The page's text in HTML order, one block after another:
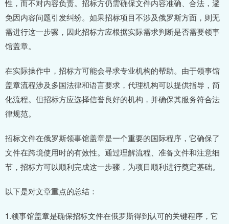
性，而不对内容负责。招标方仍需确保文件内容准确、合法，避
免因内容问题引发纠纷。如果招标项目不涉及俄罗斯方面，则无
需进行这一步骤，因此招标方应根据实际需求判断是否需要领事
馆盖章。
在实际操作中，招标方可能会寻求专业机构的帮助。由于领事馆
盖章流程涉及多国法律和语言要求，代理机构可以提供指导，简
化流程。但招标方应选择信誉良好的机构，并确保其服务符合法
律规范。
招标文件在俄罗斯领事馆盖章是一个重要的国际程序，它确保了
文件在跨境使用时的有效性。通过理解流程、准备文件和注意细
节，招标方可以顺利完成这一步骤，为项目顺利进行奠定基础。
以下是对文章重点的总结：
1.领事馆盖章是确保招标文件在俄罗斯得到认可的关键程序，它